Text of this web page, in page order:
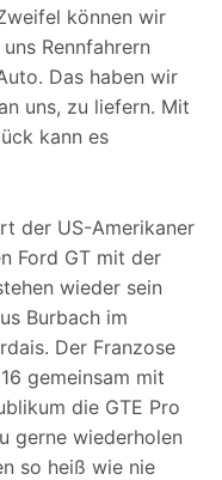
können wir
Rennfahrern
Das haben wir
uns, zu liefern. Mit
kann es
der US-Amerikaner
Ford GT mit der
wieder sein
Burbach im
Der Franzose
gemeinsam mit
die GTE Pro
gerne wiederholen
so heiß wie nie